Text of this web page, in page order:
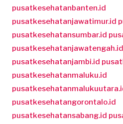
pusatkesehatanbanten.id
pusatkesehatanjawatimur.id
pusatkesehatansumbar.id
pusatkesehatanjawatengah.id
pusatkesehatanjambi.id
pusatkesehatanmaluku.id
pusatkesehatangorontalo.id
pusatkesehatansabang.id